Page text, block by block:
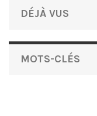
DÉJÀ VUS
MOTS-CLÉS